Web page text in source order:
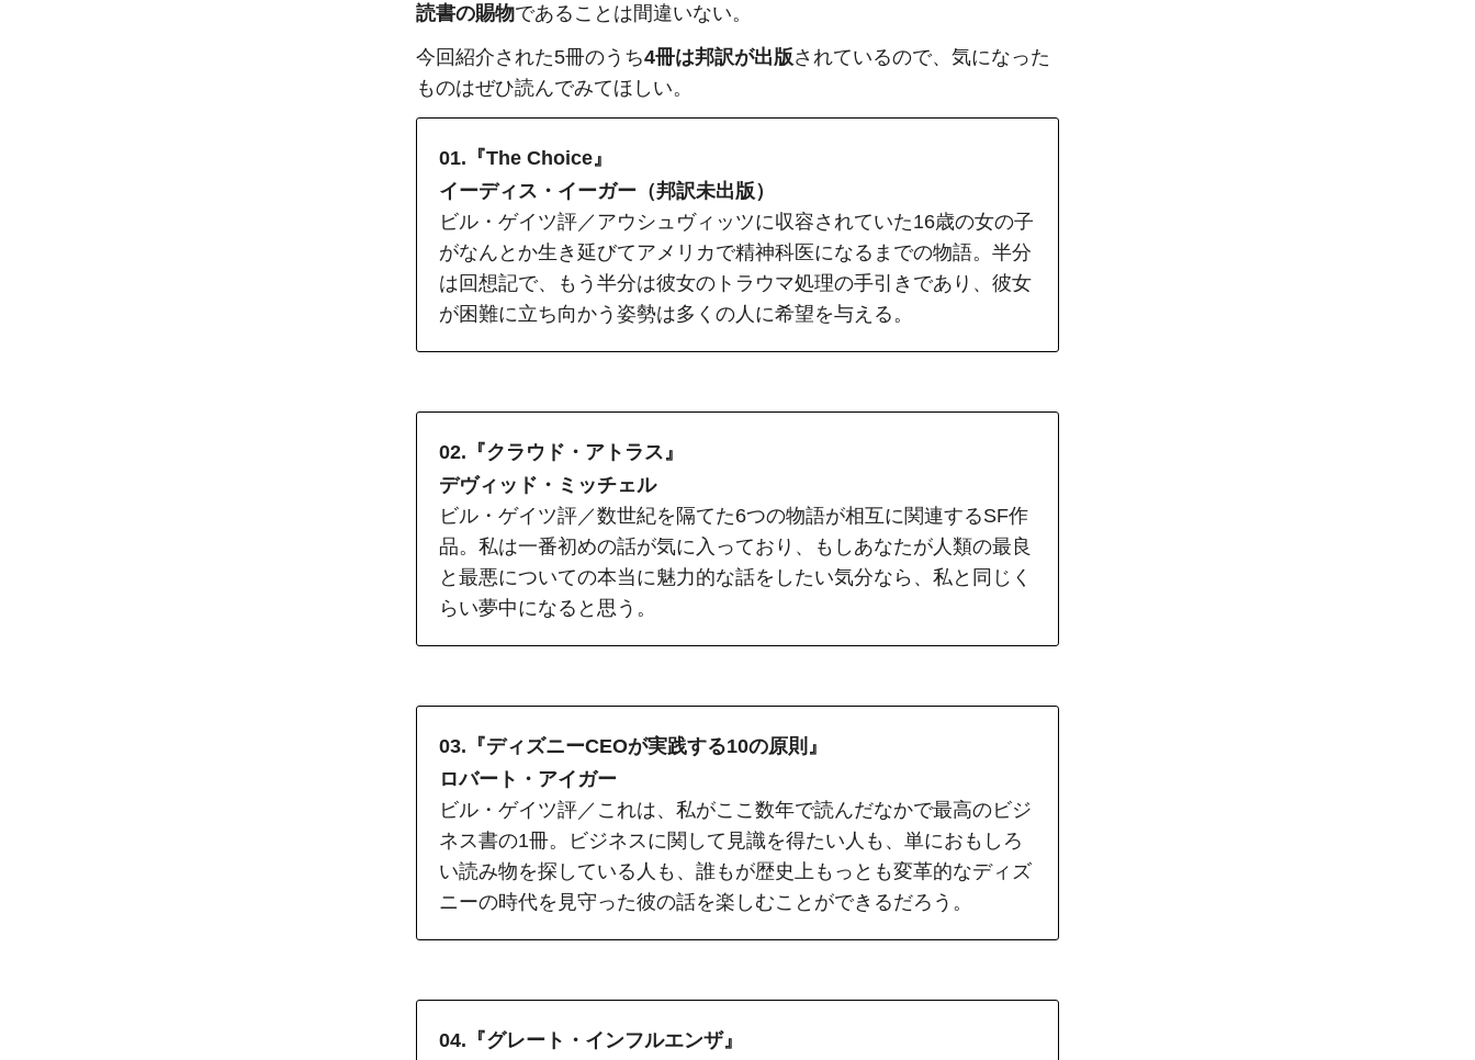
読書の賜物であることは間違いない。
今回紹介された5冊のうち4冊は邦訳が出版されているので、気になった
ものはぜひ読んでみてほしい。
01.『The Choice』
イーディス・イーガー（邦訳未出版）
ビル・ゲイツ評／アウシュヴィッツに収容されていた16歳の女の子
がなんとか生き延びてアメリカで精神科医になるまでの物語。半分
は回想記で、もう半分は彼女のトラウマ処理の手引きであり、彼女
が困難に立ち向かう姿勢は多くの人に希望を与える。
02.『クラウド・アトラス』
デヴィッド・ミッチェル
ビル・ゲイツ評／数世紀を隔てた6つの物語が相互に関連するSF作
品。私は一番初めの話が気に入っており、もしあなたが人類の最良
と最悪についての本当に魅力的な話をしたい気分なら、私と同じく
らい夢中になると思う。
03.『ディズニーCEOが実践する10の原則』
ロバート・アイガー
ビル・ゲイツ評／これは、私がここ数年で読んだなかで最高のビジ
ネス書の1冊。ビジネスに関して見識を得たい人も、単におもしろ
い読み物を探している人も、誰もが歴史上もっとも変革的なディズ
ニーの時代を見守った彼の話を楽しむことができるだろう。
04.『グレート・インフルエンザ』